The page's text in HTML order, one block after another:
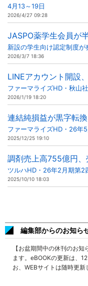
4月13～19日
2026/4/27 09:28
JASPO薬学生会員が
新設の学生向け認定制度が
2026/3/7 18:36
LINEアカウント開設
ファーマライズHD・秋山
2026/1/19 18:20
連結純損益が黒字転
ファーマライズHD・26年
2025/12/25 19:10
調剤売上高755億円
ツルハHD・26年2月期第2
2025/10/10 18:03
編集部からのお知ら
【お盆期間中の休刊のお
ます。eBOOKの更新は、
お、WEBサイトは随時更新